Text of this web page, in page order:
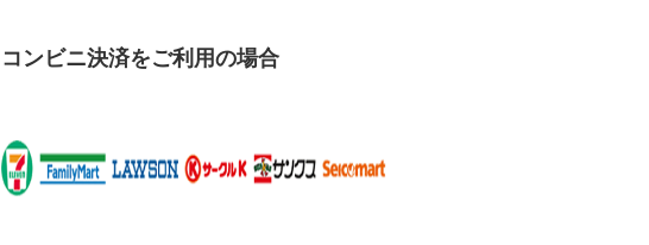
コンビニ決済をご利用の場合